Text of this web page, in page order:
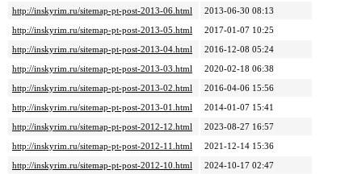
http://inskyrim.ru/sitemap-pt-post-2013-06.html
2013-06-30 08:13
http://inskyrim.ru/sitemap-pt-post-2013-05.html
2017-01-07 10:25
http://inskyrim.ru/sitemap-pt-post-2013-04.html
2016-12-08 05:24
http://inskyrim.ru/sitemap-pt-post-2013-03.html
2020-02-18 06:38
http://inskyrim.ru/sitemap-pt-post-2013-02.html
2016-04-06 15:56
http://inskyrim.ru/sitemap-pt-post-2013-01.html
2014-01-07 15:41
http://inskyrim.ru/sitemap-pt-post-2012-12.html
2023-08-27 16:57
http://inskyrim.ru/sitemap-pt-post-2012-11.html
2021-12-14 15:36
http://inskyrim.ru/sitemap-pt-post-2012-10.html
2024-10-17 02:47